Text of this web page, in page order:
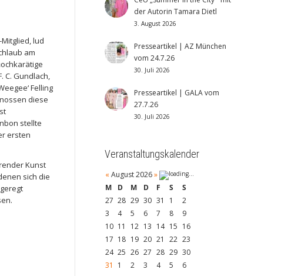
lud
am
C. Gundlach,
Felling
diese
stellte
ersten
Kunst
sich die
der Autorin Tamara Dietl
3. August 2026
Presseartikel | AZ München
vom 24.7.26
30. Juli 2026
Presseartikel | GALA vom
27.7.26
30. Juli 2026
Veranstaltungskalender
« August 2026 »
M
D M D F S
S
27 28 29 30 31 1
2
3
4 5 6 7 8
9
10 11 12 13 14 15 16
17 18 19 20 21 22 23
24 25 26 27 28 29 30
31
1 2 3 4 5 6